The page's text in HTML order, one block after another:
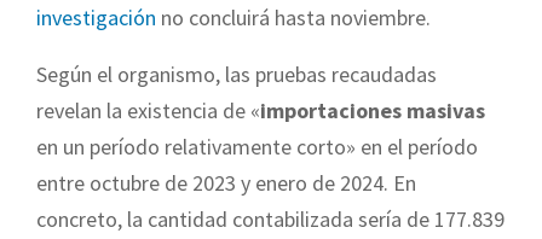
investigación no concluirá hasta noviembre.
Según el organismo, las pruebas recaudadas
revelan la existencia de «importaciones masivas
en un período relativamente corto» en el período
entre octubre de 2023 y enero de 2024. En
concreto, la cantidad contabilizada sería de 177.839